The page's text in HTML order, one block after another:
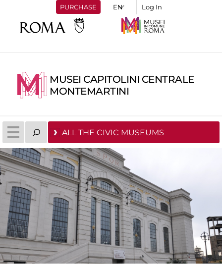
PURCHASE Log In
MUSEI CAPITOLINI CENTRALE
MONTEMARTINI
ALL THE CIVIC MUSEUMS